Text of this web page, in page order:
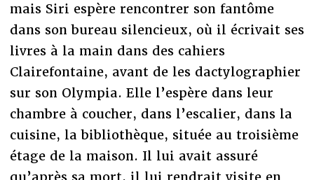
mais Siri espère rencontrer son fantôme
dans son bureau silencieux, où il écrivait ses
livres à la main dans des cahiers
Clairefontaine, avant de les dactylographier
sur son Olympia. Elle l’espère dans leur
chambre à coucher, dans l’escalier, dans la
cuisine, la bibliothèque, située au troisième
étage de la maison. Il lui avait assuré